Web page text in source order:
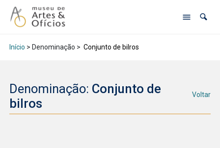
Início > Denominação > Conjunto de bilros
Denominação: Conjunto de
bilros
Voltar